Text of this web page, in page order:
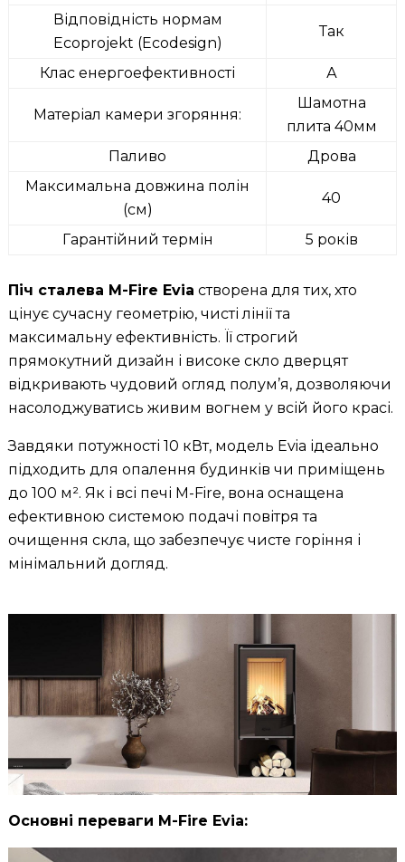
Відповідність нормам
Ecoprojekt (Ecodesign)
Так
Клас енергоефективності А
Матеріал камери згоряння:
Шамотна
плита 40мм
Паливо
Дрова
Максимальна довжина полін
(см)
40
Гарантійний термін 5 років
Піч сталева M-Fire Evia створена для тих, хто
цінує сучасну геометрію, чисті лінії та
максимальну ефективність. Її строгий
прямокутний дизайн і високе скло дверцят
відкривають чудовий огляд полум’я, дозволяючи
насолоджуватись живим вогнем у всій його красі.
Завдяки потужності 10 кВт, модель Evia ідеально
підходить для опалення будинків чи приміщень
до 100 м². Як і всі печі M-Fire, вона оснащена
ефективною системою подачі повітря та
очищення скла, що забезпечує чисте горіння і
мінімальний догляд.
Основні переваги M-Fire Evia: